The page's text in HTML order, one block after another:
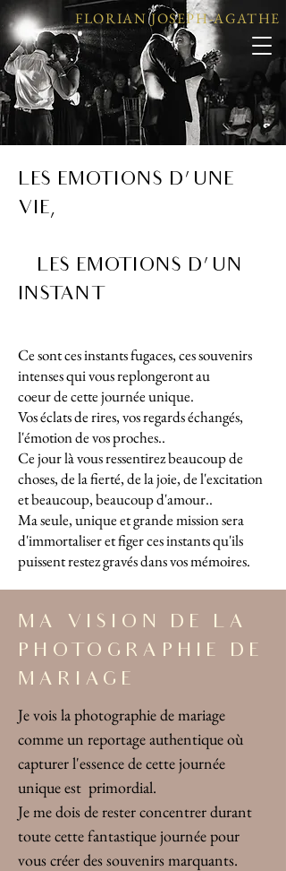
FLORIAN JOSEPH-AGATHE
LES EMOTIONS D'UNE
VIE,
LES EMOTIONS D'UN
INSTANT
Ce sont ces instants fugaces, ces souvenirs
intenses qui vous replongeront au
coeur de cette journée unique.
Vos éclats de rires, vos regards échangés,
l'émotion de vos proches..
Ce jour là vous ressentirez beaucoup de
choses, de la fierté, de la joie, de l'excitation
et beaucoup, beaucoup d'amour..
Ma seule, unique et grande mission sera
d'immortaliser et figer ces instants qu'ils
puissent restez gravés dans vos mémoires.
MA VISION DE LA
PHOTOGRAPHIE DE
MARIAGE
Je vois la photographie de mariage
comme un reportage authentique où
capturer l'essence de cette journée
unique est primordial.
Je me dois de rester concentrer durant
toute cette fantastique journée pour
vous créer des souvenirs marquants.